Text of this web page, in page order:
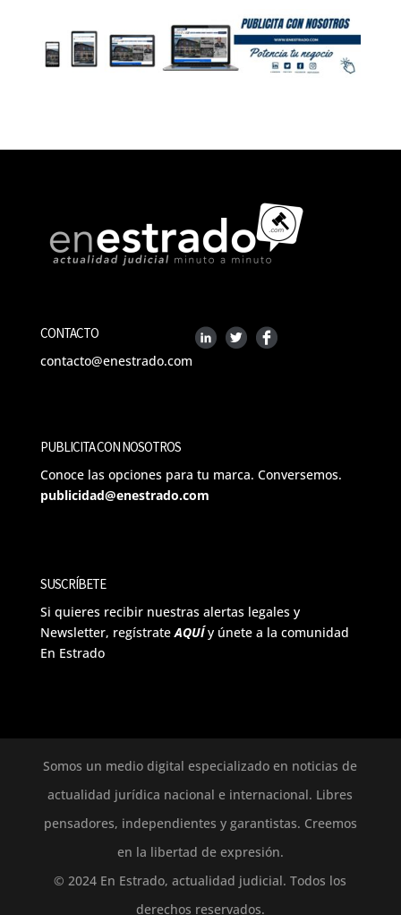
CONTACTO
contacto@enestrado.com
PUBLICITA CON NOSOTROS
Conoce las opciones para tu marca. Conversemos.
publicidad@enestrado.com
SUSCRÍBETE
Si quieres recibir nuestras alertas legales y
Newsletter, regístrateAQUÍ y únete a la comunidad
En Estrado
Somos un medio digital especializado en noticias de
actualidad jurídica nacional e internacional. Libres
pensadores, independientes y garantistas. Creemos
en la libertad de expresión.
© 2024 En Estrado, actualidad judicial. Todos los
derechos reservados.